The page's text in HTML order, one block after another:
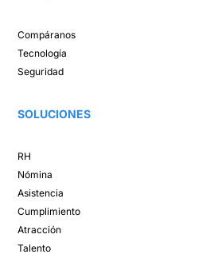
Compáranos ​
Tecnología​
Seguridad
SOLUCIONES​
RH
Nómina​
Asistencia​
Cumplimiento​
Atracción ​
Talento ​